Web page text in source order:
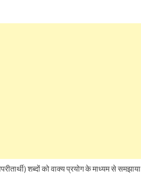
शब्दों को वाक्य प्रयोग के माध्यम से समझाया